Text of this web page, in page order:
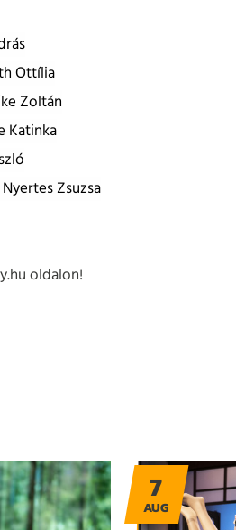
Ottília
Zoltán
Katinka
Zsuzsa
oldalon!
7
AUG